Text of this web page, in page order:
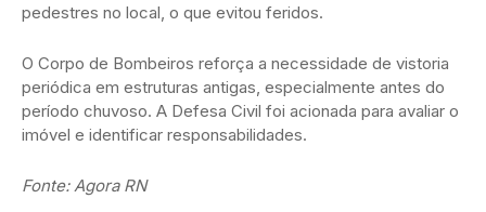
pedestres no local, o que evitou feridos.
O Corpo de Bombeiros reforça a necessidade de vistoria
periódica em estruturas antigas, especialmente antes do
período chuvoso. A Defesa Civil foi acionada para avaliar o
imóvel e identificar responsabilidades.
Fonte: Agora RN